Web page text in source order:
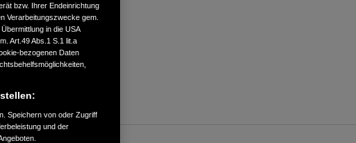
bzw. Ihrer Endeinrichtung
Verarbeitungszwecke gem.
in die USA
Art.49 Abs.1 S.1 lit.a
bezogenen Daten
Speichern von oder Zugriff
und der